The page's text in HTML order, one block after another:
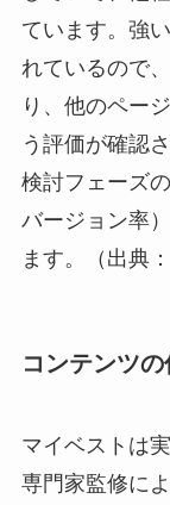
ています。強
れているので
り、他のペー
う評価が確認
検討フェーズ
バージョン率
ます。（出典：
コンテンツ
マイベストは
専門家監修に